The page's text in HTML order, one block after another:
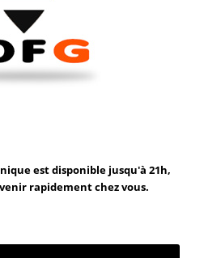
est disponible jusqu'à 21h,
rapidement chez vous.